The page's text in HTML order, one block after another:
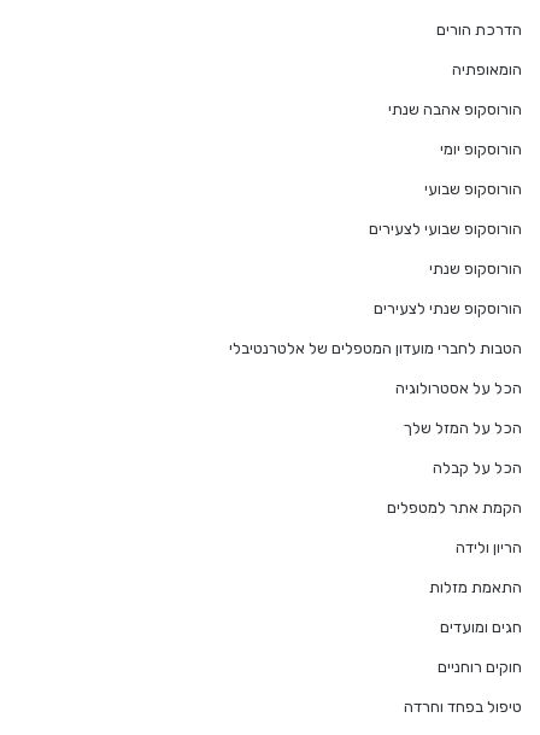
הדרכת הורים
הומאופתיה
הורוסקופ אהבה שנתי
הורוסקופ יומי
הורוסקופ שבועי
הורוסקופ שבועי לצעירים
הורוסקופ שנתי
הורוסקופ שנתי לצעירים
הטבות לחברי מועדון המטפלים של אלטרנטיבלי
הכל על אסטרולוגיה
הכל על המזל שלך
הכל על קבלה
הקמת אתר למטפלים
הריון ולידה
התאמת מזלות
חגים ומועדים
חוקים רוחניים
טיפול בפחד וחרדה